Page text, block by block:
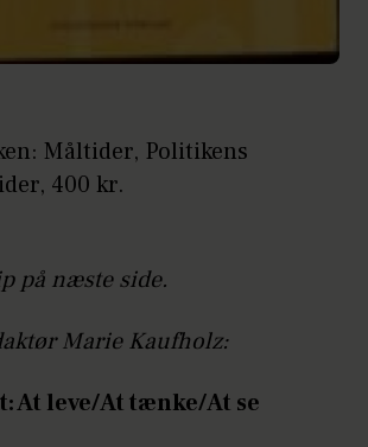
Måltider, Politikens
400 kr.
på næste side.
Marie Kaufholz:
At leve/At tænke/At se